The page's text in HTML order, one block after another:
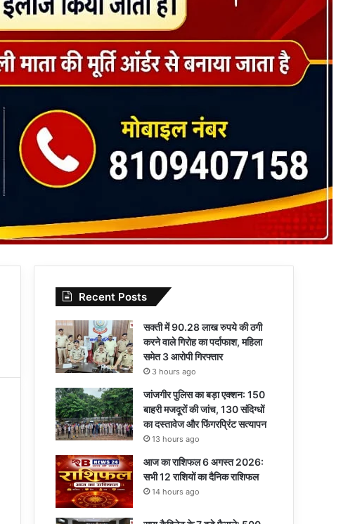
Recent Posts
सक्ती में 90.28 लाख रुपये की ठगी
करने वाले गिरोह का पर्दाफाश, महिला
समेत 3 आरोपी गिरफ्तार
3 hours ago
जांजगीर पुलिस का बड़ा एक्शन: 150
बाहरी मजदूरों की जांच, 130 संदिग्धों
का दस्तावेज और फिंगरप्रिंट सत्यापन
13 hours ago
आज का राशिफल 6 अगस्त 2026:
सभी 12 राशियों का दैनिक राशिफल
14 hours ago